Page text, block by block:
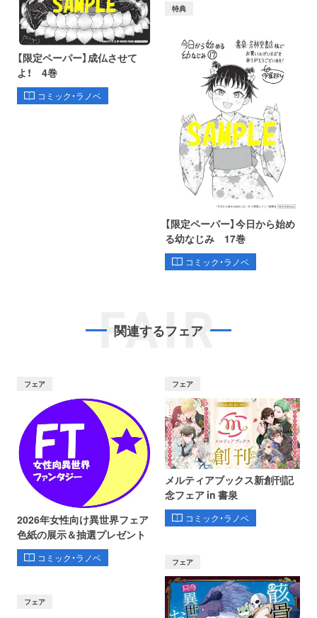
【限定ペーパー】成仏させて
よ！ 4巻
コミック・ラノベ
特典
【限定ペーパー】今日から始め
る幼なじみ 17巻
コミック・ラノベ
FAIR
関連するフェア
フェア
2026年女性向け異世界フェア
色紙の展示＆抽選プレゼント
コミック・ラノベ
フェア
メルティアブックス新創刊記
念フェア in 書泉
コミック・ラノベ
フェア
フェア